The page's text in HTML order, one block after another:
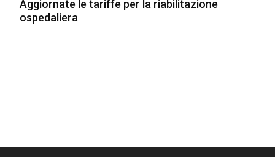
Aggiornate le tariffe per la riabilitazione
ospedaliera